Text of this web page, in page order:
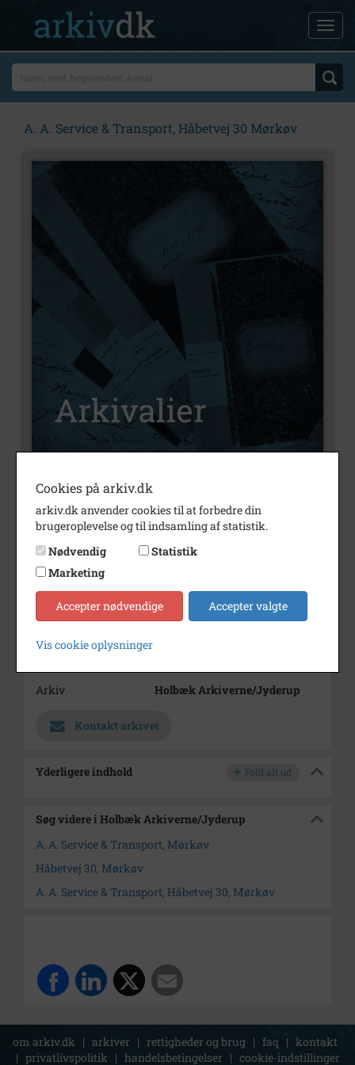
A. A. Service & Transport, Håbetvej 30 Mørkøv
Nummer
Type
Arkivalier
Arkivskaber
Holbæk Amts Venstreblad
Beskrivelse
Håbetvej 30
Mørkøv
Arkiv
Holbæk Arkiverne/Jyderup
Kontakt arkivet
Yderligere indhold Fold alt ud
Søg videre i Holbæk Arkiverne/Jyderup
A. A. Service & Transport, Mørkøv
Håbetvej 30, Mørkøv
A. A. Service & Transport, Håbetvej 30, Mørkøv
om arkiv.dk | arkiver | rettigheder og brug | faq | kontakt
| privatlivspolitik | handelsbetingelser | cookie-indstillinger
Cookies på arkiv.dk
arkiv.dk anvender cookies til at forbedre din
brugeroplevelse og til indsamling af statistik.
Nødvendig
Statistik
Marketing
Accepter nødvendige Accepter valgte
Vis cookie oplysninger